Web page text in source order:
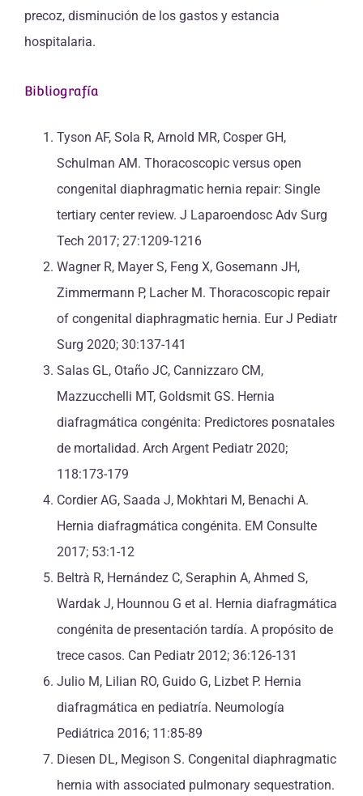
precoz, disminución de los gastos y estancia
hospitalaria.
Bibliografía
Tyson AF, Sola R, Arnold MR, Cosper GH,
Schulman AM. Thoracoscopic versus open
congenital diaphragmatic hernia repair: Single
tertiary center review. J Laparoendosc Adv Surg
Tech 2017; 27:1209-1216
Wagner R, Mayer S, Feng X, Gosemann JH,
Zimmermann P, Lacher M. Thoracoscopic repair
of congenital diaphragmatic hernia. Eur J Pediatr
Surg 2020; 30:137-141
Salas GL, Otaño JC, Cannizzaro CM,
Mazzucchelli MT, Goldsmit GS. Hernia
diafragmática congénita: Predictores posnatales
de mortalidad. Arch Argent Pediatr 2020;
118:173-179
Cordier AG, Saada J, Mokhtari M, Benachi A.
Hernia diafragmática congénita. EM Consulte
2017; 53:1-12
Beltrà R, Hernández C, Seraphin A, Ahmed S,
Wardak J, Hounnou G et al. Hernia diafragmática
congénita de presentación tardía. A propósito de
trece casos. Can Pediatr 2012; 36:126-131
Julio M, Lilian RO, Guido G, Lizbet P. Hernia
diafragmática en pediatría. Neumología
Pediátrica 2016; 11:85-89
Diesen DL, Megison S. Congenital diaphragmatic
hernia with associated pulmonary sequestration.